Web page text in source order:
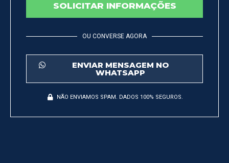
SOLICITAR INFORMAÇÕES
OU CONVERSE AGORA
ENVIAR MENSAGEM NO
WHATSAPP
NÃO ENVIAMOS SPAM. DADOS 100% SEGUROS.